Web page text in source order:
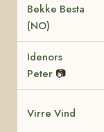
Bekke Besta
(NO)
Idenors
Peter 📷
Virre Vind